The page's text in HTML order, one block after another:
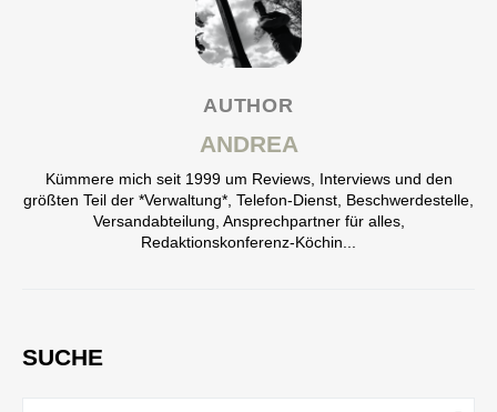
AUTHOR
ANDREA
Kümmere mich seit 1999 um Reviews, Interviews und den
größten Teil der *Verwaltung*, Telefon-Dienst, Beschwerdestelle,
Versandabteilung, Ansprechpartner für alles,
Redaktionskonferenz-Köchin...
SUCHE